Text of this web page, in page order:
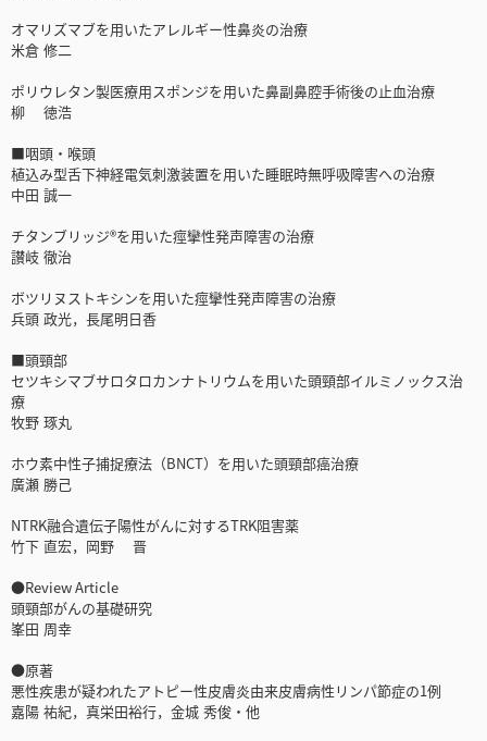
オマリズマブを用いたアレルギー性鼻炎の治療
米倉 修二
ポリウレタン製医療用スポンジを用いた鼻副鼻腔手術後の止血治療
柳 徳浩
■咽頭・喉頭
植込み型舌下神経電気刺激装置を用いた睡眠時無呼吸障害への治療
中田 誠一
チタンブリッジ®を用いた痙攣性発声障害の治療
讃岐 徹治
ボツリヌストキシンを用いた痙攣性発声障害の治療
兵頭 政光，長尾明日香
■頭頸部
セツキシマブサロタロカンナトリウムを用いた頭頸部イルミノックス治
療
牧野 琢丸
ホウ素中性子捕捉療法（BNCT）を用いた頭頸部癌治療
廣瀬 勝己
NTRK融合遺伝子陽性がんに対するTRK阻害薬
竹下 直宏，岡野 晋
●Review Article
頭頸部がんの基礎研究
峯田 周幸
●原著
悪性疾患が疑われたアトピー性皮膚炎由来皮膚病性リンパ節症の1例
嘉陽 祐紀，真栄田裕行，金城 秀俊・他